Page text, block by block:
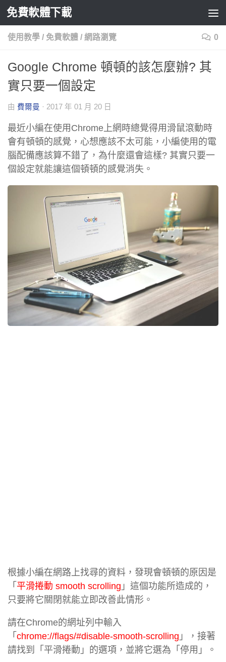
Skip to content
免費軟體下載
使用教學 / 免費軟體 / 網路瀏覽 0
Google Chrome 頓頓的該怎麼辦? 其
實只要一個設定
由 費爾曼 · 2017 年 01 月 20 日
最近小編在使用Chrome上網時總覺得用滑鼠滾動時
會有頓頓的感覺，心想應該不太可能，小編使用的電
腦配備應該算不錯了，為什麼還會這樣? 其實只要一
個設定就能讓這個頓頓的感覺消失。
根據小編在網路上找尋的資料，發現會頓頓的原因是
「 平滑捲動 smooth scrolling 」這個功能所造成的，
只要將它關閉就能立即改善此情形。
請在Chrome的網址列中輸入
「 chrome://flags/#disable-smooth-scrolling 」，接著
請找到「平滑捲動」的選項，並將它選為「停用」。